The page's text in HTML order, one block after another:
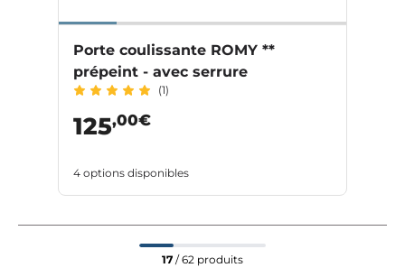
Porte coulissante ROMY **
prépeint - avec serrure
(1)
125,00€
4 options disponibles
17 / 62 produits